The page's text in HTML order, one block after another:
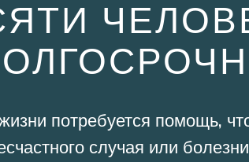
потребуется помощь,
случая или